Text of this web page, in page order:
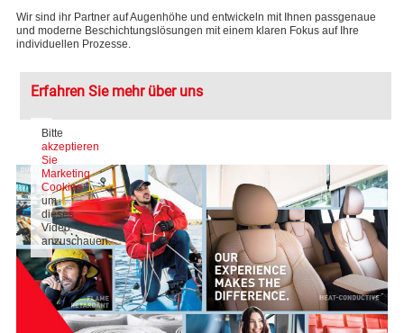
Wir sind ihr Partner auf Augenhöhe und entwickeln mit Ihnen passgenaue
und moderne Beschichtungslösungen mit einem klaren Fokus auf Ihre
individuellen Prozesse.
Erfahren Sie mehr über uns
Bitte
akzeptieren
Sie
Marketing
Cookies
um
dieses
Video
anzuschauen.